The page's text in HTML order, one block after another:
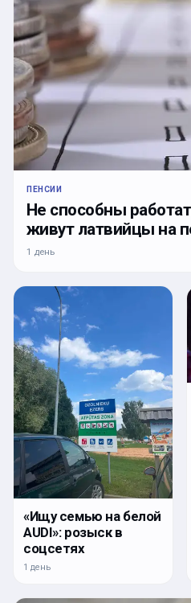
ПЕНСИИ
Не способны
живут латвийцы на
1 день
«Ищу семью на белой
AUDI»: розыск в
соцсетях
1 день